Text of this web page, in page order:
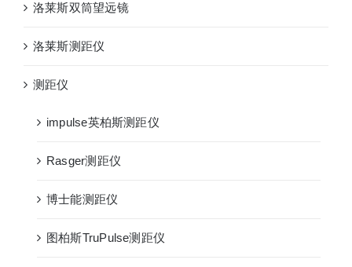
洛莱斯双筒望远镜
洛莱斯测距仪
测距仪
impulse英柏斯测距仪
Rasger测距仪
博士能测距仪
图柏斯TruPulse测距仪